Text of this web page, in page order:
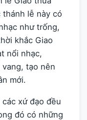
thánh lễ này có
như trống,
khắc Giao
nổi nhạc,
tạo nên
mới.
xứ đạo đều
đó có những